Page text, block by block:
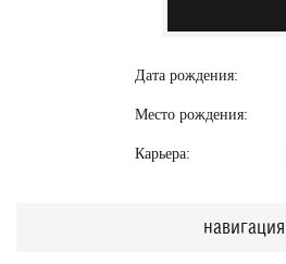
Дата рождения:
Место рождения:
Карьера:
навигация